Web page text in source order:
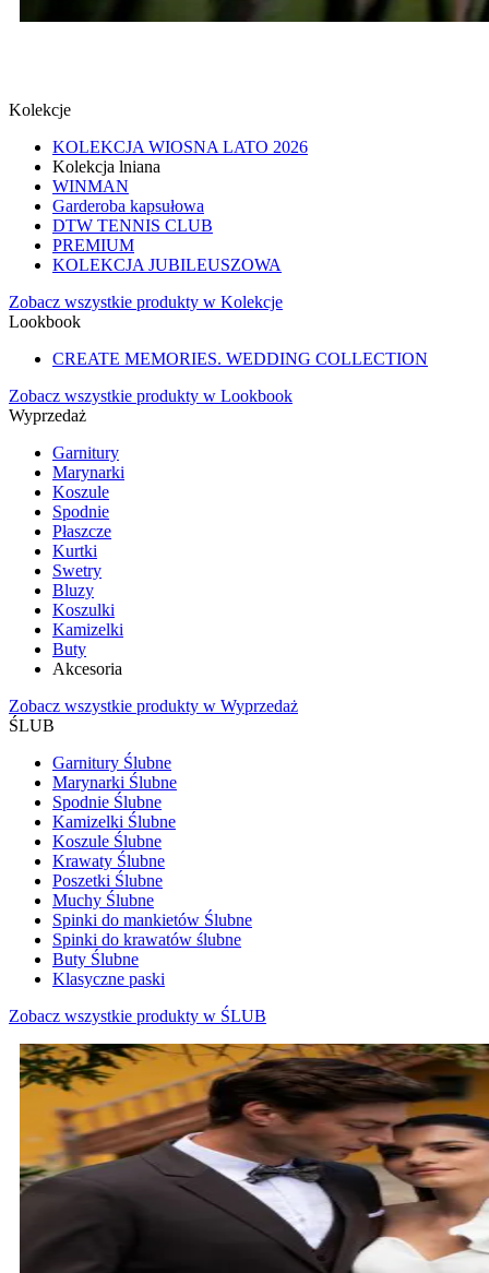
Kolekcje
KOLEKCJA WIOSNA LATO 2026
Kolekcja lniana
WINMAN
Garderoba kapsułowa
DTW TENNIS CLUB
PREMIUM
KOLEKCJA JUBILEUSZOWA
Zobacz wszystkie produkty w Kolekcje
Lookbook
CREATE MEMORIES. WEDDING COLLECTION
Zobacz wszystkie produkty w Lookbook
Wyprzedaż
Garnitury
Marynarki
Koszule
Spodnie
Płaszcze
Kurtki
Swetry
Bluzy
Koszulki
Kamizelki
Buty
Akcesoria
Zobacz wszystkie produkty w Wyprzedaż
ŚLUB
Garnitury Ślubne
Marynarki Ślubne
Spodnie Ślubne
Kamizelki Ślubne
Koszule Ślubne
Krawaty Ślubne
Poszetki Ślubne
Muchy Ślubne
Spinki do mankietów Ślubne
Spinki do krawatów ślubne
Buty Ślubne
Klasyczne paski
Zobacz wszystkie produkty w ŚLUB